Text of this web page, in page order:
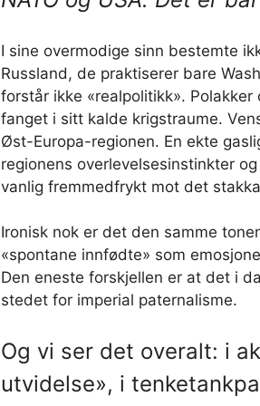
I sine overmodige sinn bestemte
Russland, de praktiserer bare
forstår ikke «realpolitikk».
fanget i sitt kalde krigstraume.
Øst-Europa-regionen. En ekte
regionens overlevelsesinstinkter
vanlig fremmedfrykt mot det
Ironisk nok er det den samme
«spontane innfødte» som
Den eneste forskjellen er at det i
stedet for imperial paternalisme.
Og vi ser det overalt: i
utvidelse», i